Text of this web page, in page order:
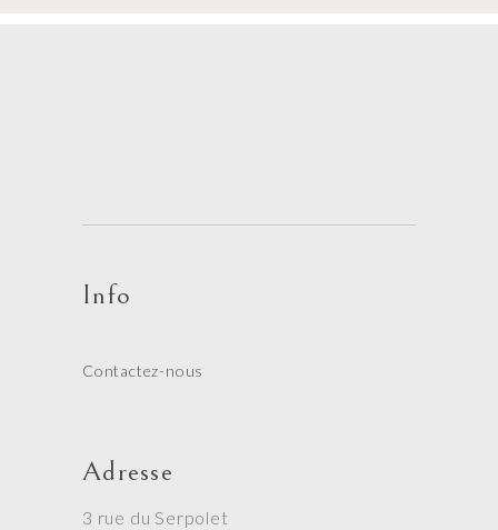
Info
Contactez-nous
Adresse
3 rue du Serpolet